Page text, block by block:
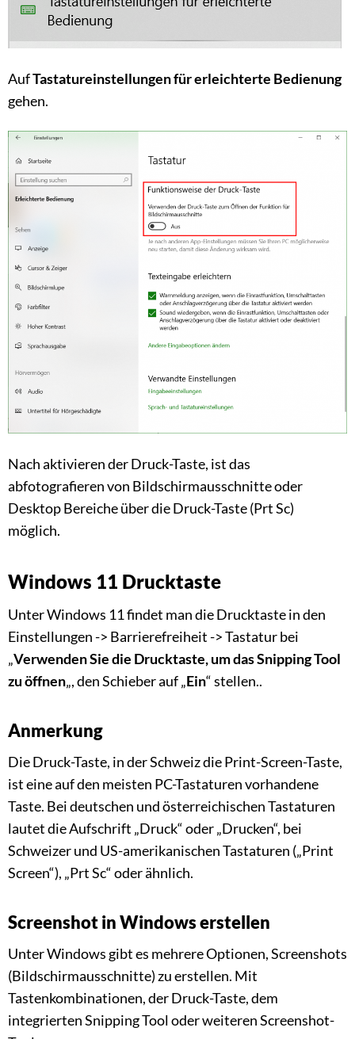
AufTastatureinstellungen für erleichterte Bedienung
gehen.
Nach aktivieren der Druck-Taste, ist das
abfotografieren von Bildschirmausschnitte oder
Desktop Bereiche über die Druck-Taste (Prt Sc)
möglich.
Windows 11 Drucktaste
Unter Windows 11 findet man die Drucktaste in den
Einstellungen -> Barrierefreiheit -> Tastatur bei
„Verwenden Sie die Drucktaste, um das Snipping Tool
zu öffnen„, den Schieber auf „Ein“ stellen..
Anmerkung
Die Druck-Taste, in der Schweiz die Print-Screen-Taste,
ist eine auf den meisten PC-Tastaturen vorhandene
Taste. Bei deutschen und österreichischen Tastaturen
lautet die Aufschrift „Druck“ oder „Drucken“, bei
Schweizer und US-amerikanischen Tastaturen („Print
Screen“), „Prt Sc“ oder ähnlich.
Screenshot in Windows erstellen
Unter Windows gibt es mehrere Optionen, Screenshots
(Bildschirmausschnitte) zu erstellen. Mit
Tastenkombinationen, der Druck-Taste, dem
integrierten Snipping Tool oder weiteren Screenshot-